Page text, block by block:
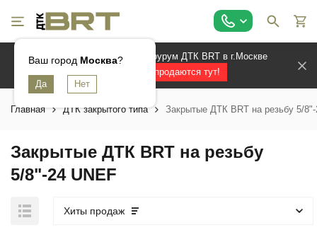
Ваш город Москва?
Официальный магазин и шоурум ДТК BRT в г.Москве
Лучшие ДТК продаются тут!
Главная ДТК закрытого типа Закрытые ДТК BRT на резьбу 5/
Закрытые ДТК BRT на резьбу
5/8"-24 UNEF
Хиты продаж